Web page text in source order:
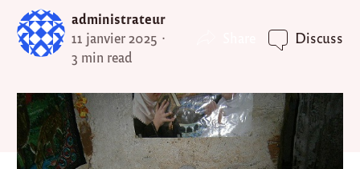
administrateur
11 janvier 2025
3 min read
Discuss